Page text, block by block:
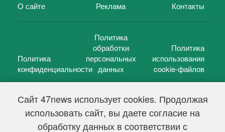
Сайт 47news использует cookies. Продолжая
использовать сайт, вы даете согласие на
обработку данных в соответствии с
О сайте Реклама Контакты
Политика
конфиденциальности
Политика
обработки
персональных
данных
Политика
использования
cookie-файлов
47 новостей (47 news)2005 — 2026 г.
Свидетельство о регистрации СМИ Эл № ФС 77-39848, выдано